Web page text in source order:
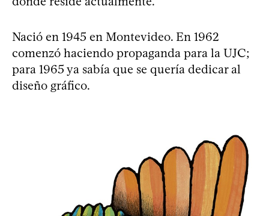
Nació en 1945 en Montevideo. En 1962
comenzó haciendo propaganda para la UJC;
para 1965 ya sabía que se quería dedicar al
diseño gráfico.